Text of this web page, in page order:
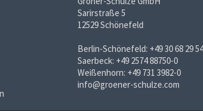
Sarirstraße 5
12529 Schönefeld
Berlin-Schönefeld: +49 30 68 29
Saerbeck: +49 2574 88750-0
Weißenhorn: +49 731 3982-0
info@groener-schulze.com